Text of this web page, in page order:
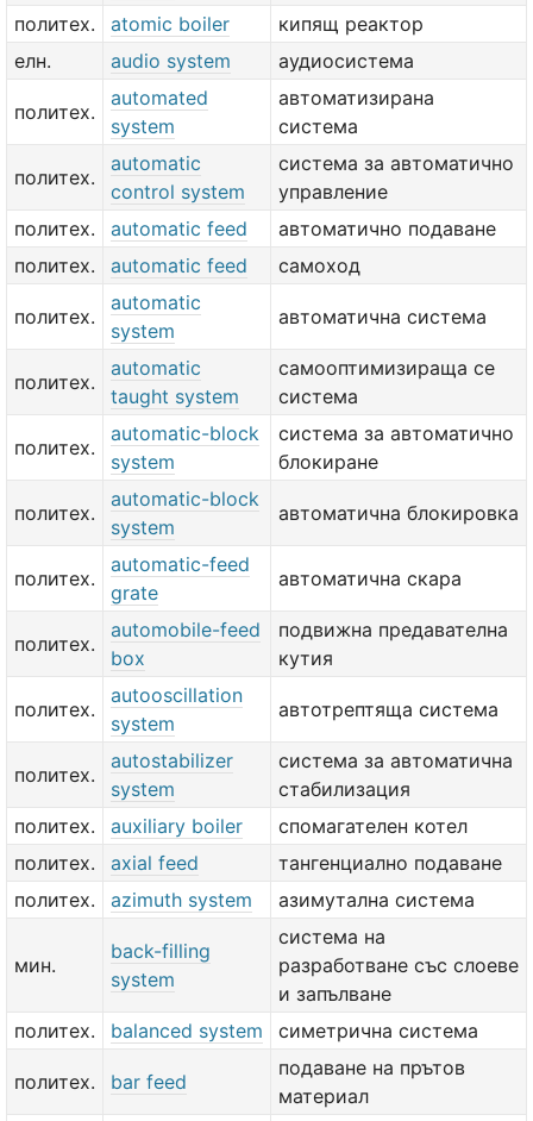
политех. atomic boiler
кипящ реактор
елн.
audio system аудиосистема
политех.
automated
system
автоматизирана
система
политех.
automatic
control system
система за автоматично
управление
политех.
automatic feed
автоматично подаване
политех.
automatic feed самоход
политех.
automatic
system
автоматична система
политех.
automatic
taught system
самооптимизираща се
система
политех.
automatic-block
system
система за автоматично
блокиране
политех.
automatic-block
system
автоматична блокировка
политех.
automatic-feed
grate
автоматична скара
политех.
automobile-feed
box
подвижна предавателна
кутия
политех.
autooscillation
system
автотрептяща система
политех.
autostabilizer
system
система за автоматична
стабилизация
политех.
auxiliary boiler
спомагателен котел
политех.
axial feed
тангенциално подаване
политех.
azimuth system азимутална система
мин.
back-filling
system
система на
разработване със слоеве
и запълване
политех.
balanced system симетрична система
политех. bar feed
подаване на прътов
материал